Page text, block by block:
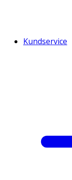
Kundservice